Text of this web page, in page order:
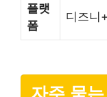
플랫
폼
디즈니+
자주 묻